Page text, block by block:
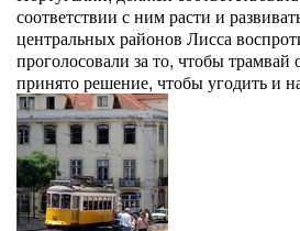
соответствии с ним расти и
центральных районов Лисса
проголосовали за то, чтобы
принято решение, чтобы угодить и